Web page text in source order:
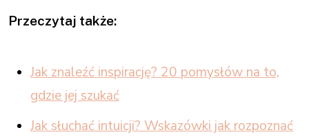
Przeczytaj także:
Jak znaleźć inspirację? 20 pomysłów na to,
gdzie jej szukać
Jak słuchać intuicji? Wskazówki jak rozpoznać